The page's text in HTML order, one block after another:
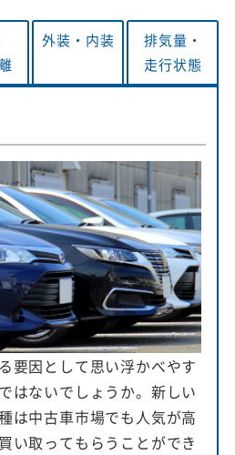
外装・ 内装
排気量・
走行状態
要因として思い浮かべやす
はないでしょうか。新しい
は中古車市場でも人気が高
い取ってもらうことができ